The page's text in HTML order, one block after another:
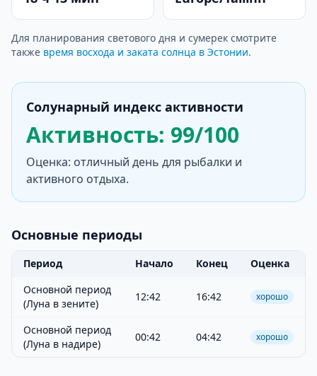
Для планирования светового дня и сумерек смотрите
также время восхода и заката солнца в Эстонии.
Солунарный индекс активности
Активность: 99/100
Оценка: отличный день для рыбалки и
активного отдыха.
Основные периоды
Период Начало Конец
Оценка
Основной период
(Луна в зените)
12:42 16:42 хорошо
Основной период
(Луна в надире)
00:42 04:42 хорошо